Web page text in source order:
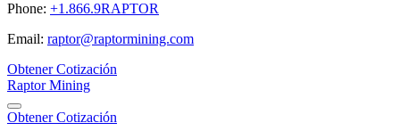
Phone: +1.866.9RAPTOR
Email: raptor@raptormining.com
Obtener Cotización
Raptor Mining
Obtener Cotización